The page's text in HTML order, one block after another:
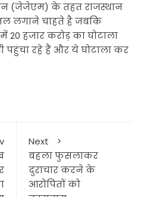
(जेजेएम) के तहत राजस्थान
लगाने चाहते है जबकि
हजार करोड़ का घोटाला
पहुंचा रहे हैं और ये घोटाला कर
Next
बहला फुसलाकर
दुराचार करने के
आरोपितों को